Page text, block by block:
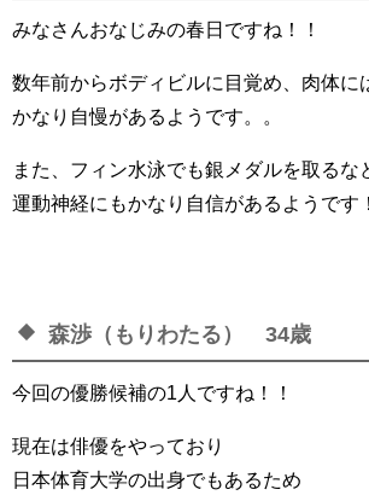
みなさんおなじみの春日ですね！！
数年前からボディビルに目覚め、肉体に
かなり自慢があるようです。。
また、フィン水泳でも銀メダルを取るな
運動神経にもかなり自信があるようです
森渉（もりわたる） 34歳
今回の優勝候補の1人ですね！！
現在は俳優をやっており
日本体育大学の出身でもあるため